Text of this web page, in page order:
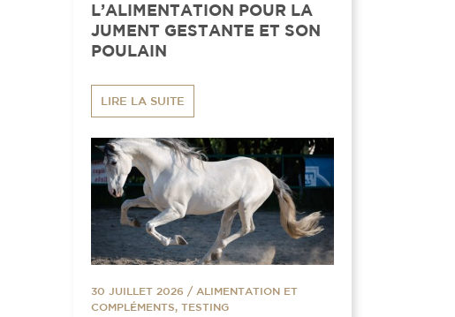
L’ALIMENTATION POUR LA
JUMENT GESTANTE ET SON
POULAIN
LIRE LA SUITE
30 JUILLET 2026 / ALIMENTATION ET
COMPLÉMENTS, TESTING